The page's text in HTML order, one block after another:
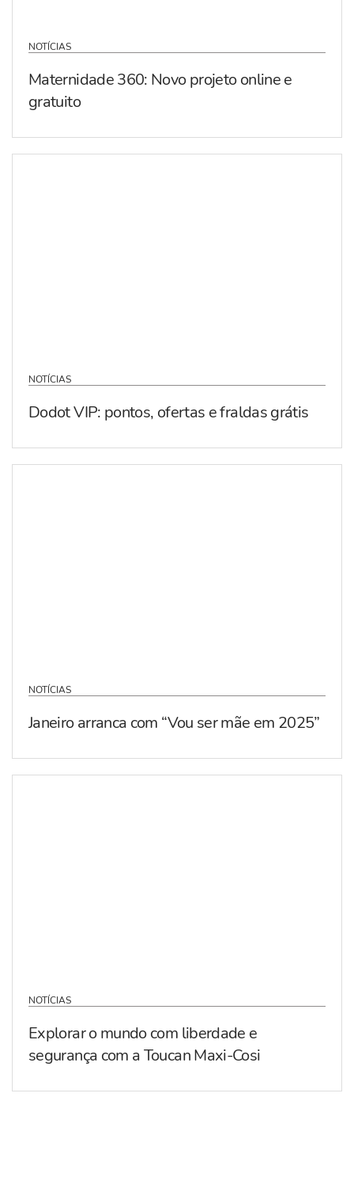
NOTÍCIAS
Maternidade 360: Novo projeto online e
gratuito
NOTÍCIAS
Dodot VIP: pontos, ofertas e fraldas grátis
NOTÍCIAS
Janeiro arranca com “Vou ser mãe em 2025”
NOTÍCIAS
Explorar o mundo com liberdade e
segurança com a Toucan Maxi-Cosi